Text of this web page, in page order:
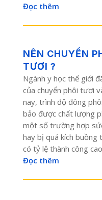
Đọc thêm
NÊN CHUYỂN
TƯƠI ?
Ngành y học thế giới
của chuyển phôi tươi
nay, trình độ đông
bảo được chất lượng
một số trường hợp
hay bị quá kích
có tỷ lệ thành công
Đọc thêm